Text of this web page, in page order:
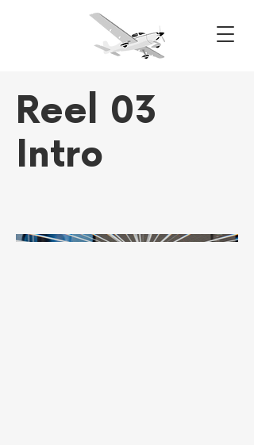
Reel 03
Intro